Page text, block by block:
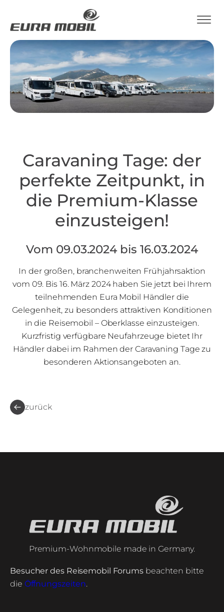
Caravaning Tage: der
perfekte Zeitpunkt, in
die Premium-Klasse
einzusteigen!
Vom 09.03.2024 bis 16.03.2024
In der großen, branchenweiten Frühjahrsaktion
vom 09. Bis 16. März 2024 haben Sie jetzt bei Ihrem
teilnehmenden Eura Mobil Händler die
Gelegenheit, zu besonders attraktiven Konditionen
in die Reisemobil – Oberklasse einzusteigen.
Kurzfristig verfügbare Neufahrzeuge bietet Ihr
Händler dabei im Rahmen der Caravaning Tage zu
besonderen Aktionsangeboten an.
zurück
Premium-Wohnmobile made in Germany.
Besucher des Reisemobil Forums beachten bitte
die Öffnungszeiten.